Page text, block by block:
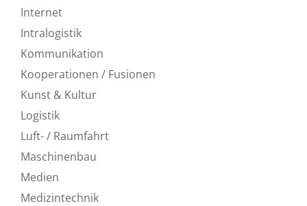
Internet
Intralogistik
Kommunikation
Kooperationen / Fusionen
Kunst & Kultur
Logistik
Luft- / Raumfahrt
Maschinenbau
Medien
Medizintechnik